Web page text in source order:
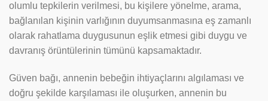
olumlu tepkilerin verilmesi, bu kişilere yönelme, arama,
bağlanılan kişinin varlığının duyumsanmasına eş zamanlı
olarak rahatlama duygusunun eşlik etmesi gibi duygu ve
davranış örüntülerinin tümünü kapsamaktadır.
Güven bağı, annenin bebeğin ihtiyaçlarını algılaması ve
doğru şekilde karşılaması ile oluşurken, annenin bu